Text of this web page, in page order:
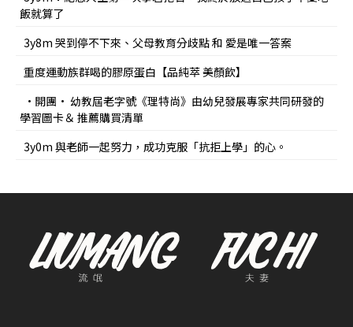
飯就算了
3y8m 哭到停不下來、父母教育分歧點 和 愛是唯一答案
重度運動族群喝的膠原蛋白【品純萃 美顏飲】
•開團• 幼教屆老字號《理特尚》由幼兒發展專家共同研發的
學習圖卡＆ 推薦購買清單
3y0m 與老師一起努力，成功克服「抗拒上學」的心。